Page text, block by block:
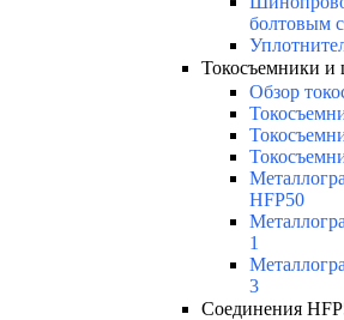
болтовым
Токосъемники и
Обзор
HFP50
1
3
Соединения